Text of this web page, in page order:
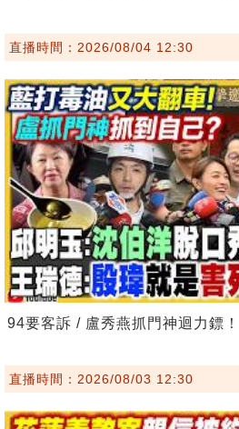
直播時間：2026/08/04 12:30
94要客訴 / 盧秀燕抓門神迴力鏢
直播時間：2026/08/03 12:30